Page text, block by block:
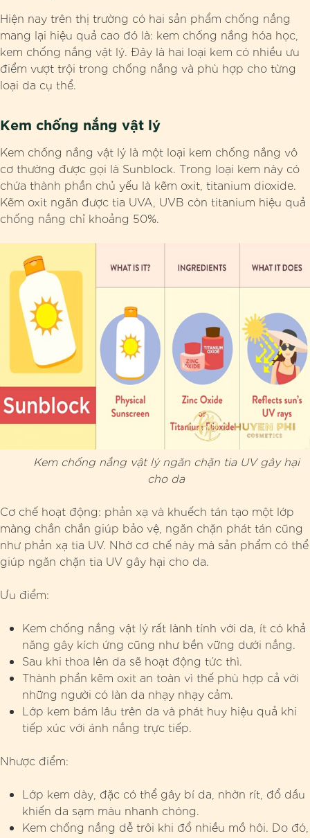
Hiện nay trên thị trường có hai sản phẩm chống nắng
mang lại hiệu quả cao đó là: kem chống nắng hóa học,
kem chống nắng vật lý. Đây là hai loại kem có nhiều ưu
điểm vượt trội trong chống nắng và phù hợp cho từng
loại da cụ thể.
Kem chống nắng vật lý
Kem chống nắng vật lý là một loại kem chống nắng vô
cơ thường được gọi là Sunblock. Trong loại kem này có
chứa thành phần chủ yếu là kẽm oxit, titanium dioxide.
Kẽm oxit ngăn được tia UVA, UVB còn titanium hiệu quả
chống nắng chỉ khoảng 50%.
Kem chống nắng vật lý ngăn chặn tia UV gây hại
cho da
Cơ chế hoạt động: phản xạ và khuếch tán tạo một lớp
màng chắn chắn giúp bảo vệ, ngăn chặn phát tán cũng
như phản xạ tia UV. Nhờ cơ chế này mà sản phẩm có thể
giúp ngăn chặn tia UV gây hại cho da.
Ưu điểm:
Kem chống nắng vật lý rất lành tính với da, ít có khả
năng gây kích ứng cũng như bền vững dưới nắng.
Sau khi thoa lên da sẽ hoạt động tức thì.
Thành phần kẽm oxit an toàn vì thế phù hợp cả với
những người có làn da nhạy nhạy cảm.
Lớp kem bám lâu trên da và phát huy hiệu quả khi
tiếp xúc với ánh nắng trực tiếp.
Nhược điểm:
Lớp kem dày, đặc có thể gây bí da, nhờn rít, đổ dầu
khiến da sạm màu nhanh chóng.
Kem chống nắng dễ trôi khi đổ nhiều mồ hôi. Do đó,